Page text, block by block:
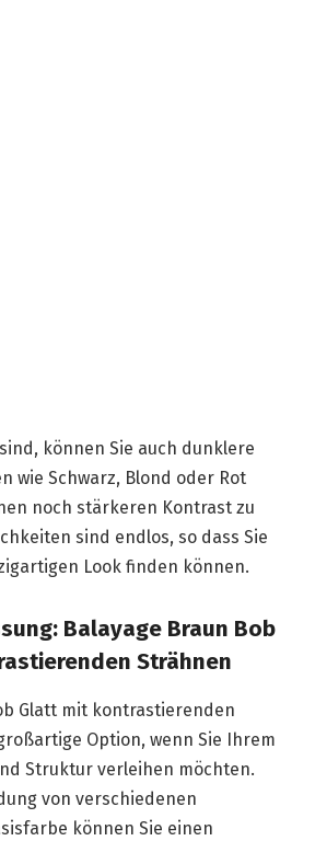
können Sie auch dunklere
wie Schwarz, Blond oder Rot
noch stärkeren Kontrast zu
sind endlos, so dass Sie
Look finden können.
Balayage Braun Bob
Strähnen
Glatt mit kontrastierenden
Option, wenn Sie Ihrem
Struktur verleihen möchten.
von verschiedenen
können Sie einen